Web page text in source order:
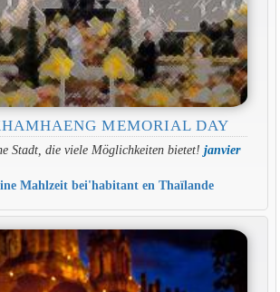
MEMORIAL DAY
Stadt, die viele Möglichkeiten bietet! janvier
Mahlzeit bei'habitant en Thaïlande